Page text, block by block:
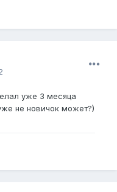
уже 3 месяца
не новичок может?)